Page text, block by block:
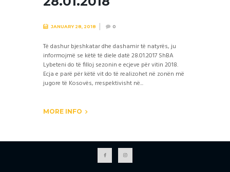
JANUARY 28, 2018 0
Të dashur bjeshkatar dhe dashamir të natyrës, ju
informojmë se këtë të diele datë 28.01.2017 ShBA
Lybeteni do të filloj sezonin e ecjeve për vitin 2018.
Ecja e parë për këtë vit do të realizohet në zonën më
jugore të Kosovës, rrespektivisht në...
MORE INFO